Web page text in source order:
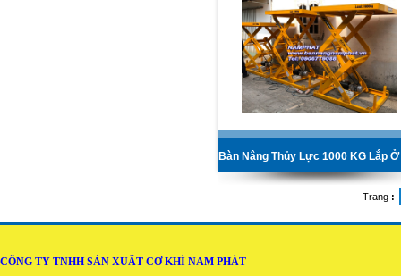
Trang :
CÔNG TY TNHH SẢN XUẤT CƠ KHÍ NAM PHÁT